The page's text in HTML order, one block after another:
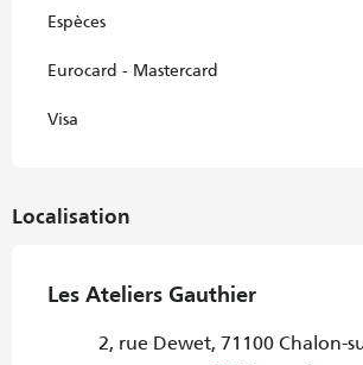
Espèces
Eurocard - Mastercard
Visa
Localisation
Les Ateliers Gauthier
2, rue Dewet, 71100 Chalon-